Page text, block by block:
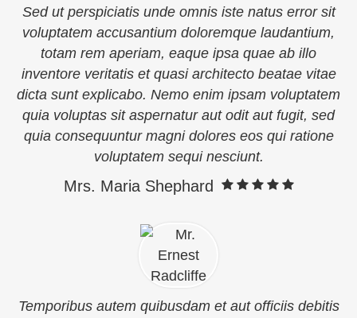
Sed ut perspiciatis unde omnis iste natus error sit
voluptatem accusantium doloremque laudantium,
totam rem aperiam, eaque ipsa quae ab illo
inventore veritatis et quasi architecto beatae vitae
dicta sunt explicabo. Nemo enim ipsam voluptatem
quia voluptas sit aspernatur aut odit aut fugit, sed
quia consequuntur magni dolores eos qui ratione
voluptatem sequi nesciunt.
Mrs. Maria Shephard
Temporibus autem quibusdam et aut officiis debitis